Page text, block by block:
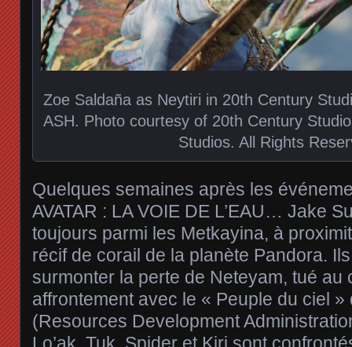
Zoe Saldaña as Neytiri in 20th Century
ASH. Photo courtesy of 20th Century
Studios. All Rights
Quelques semaines après les
AVATAR : LA VOIE DE L’EAU… Jake
toujours parmi les Metkayina, à
récif de corail de la planète Pandora.
surmonter la perte de Neteyam, tué au
affrontement avec le « Peuple du ciel »
(Resources Development